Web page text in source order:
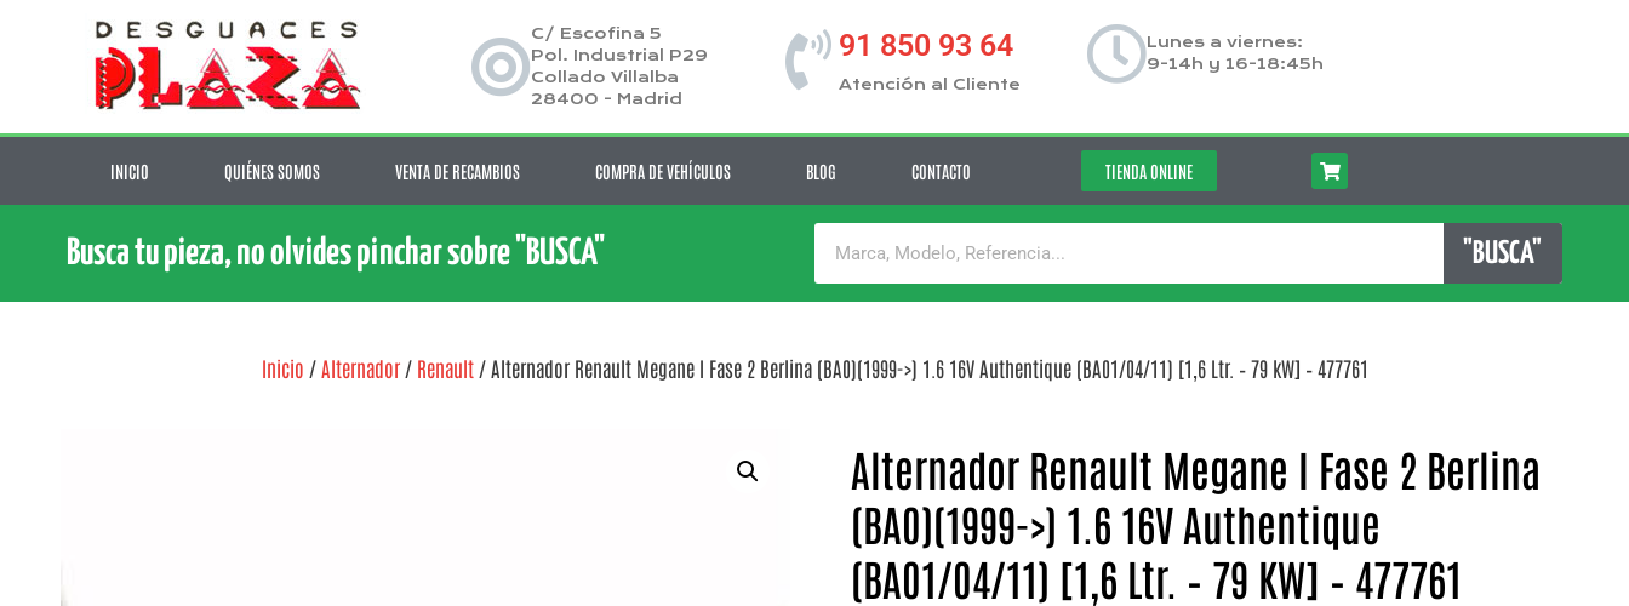
C/ Escofina 5
Pol. Industrial P29
Collado Villalba
28400 - Madrid
91 850 93 64
Atención al Cliente
Lunes a viernes:
9-14h y 16-18:45h
INICIO QUIÉNES SOMOS VENTA DE RECAMBIOS COMPRA DE VEHÍCULOS BLOG CONTACTO TIENDA ONLINE
Busca tu pieza, no olvides pinchar sobre "BUSCA" "BUSCA"
Inicio / Alternador/ Renault/ Alternador Renault Megane I Fase 2 Berlina (BA0)(1999->) 1.6 16V Authentique (BA01/04/11) [1,6 Ltr. – 79 kW] – 477761
Alternador Renault Megane I Fase 2 Berlina
(BA0)(1999->) 1.6 16V Authentique
(BA01/04/11) [1,6 Ltr. – 79 KW] – 477761